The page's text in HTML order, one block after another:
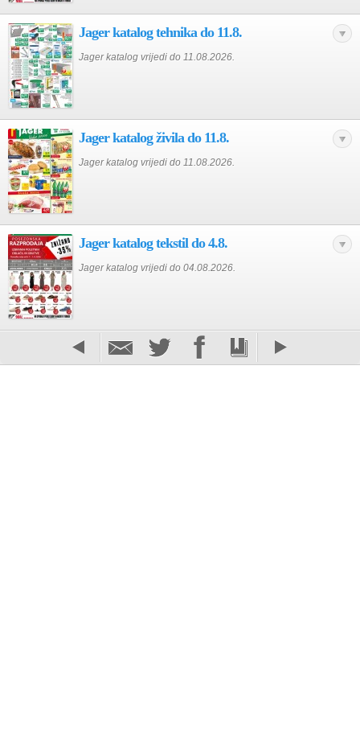
Jager katalog tehnika do 11.8.
Jager katalog vrijedi do 11.08.2026.
Jager katalog živila do 11.8.
Jager katalog vrijedi do 11.08.2026.
Jager katalog tekstil do 4.8.
Jager katalog vrijedi do 04.08.2026.